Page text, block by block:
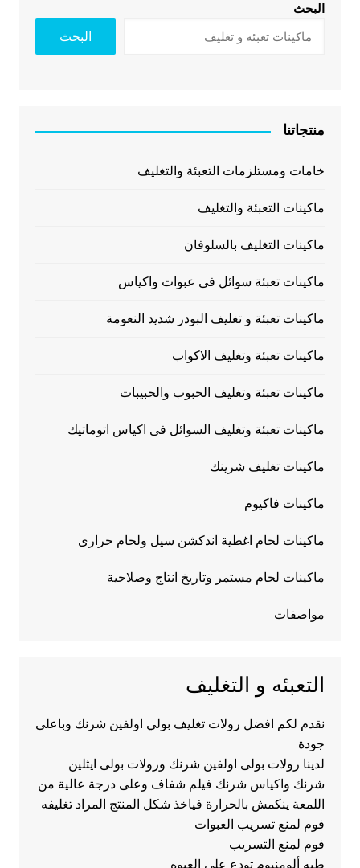
البحث
البحث
منتجاتنا
خامات ومستلزمات التعبئة والتغليف
ماكينات التعبئة والتغليف
ماكينات التغليف بالسلوفان
ماكينات تعبئة سوائل فى عبوات واكياس
ماكينات تعبئة و تغليف البودر شديد النعومة
ماكينات تعبئة وتغليف الاكواب
ماكينات تعبئة وتغليف الحبوب والحبيبات
ماكينات تعبئة وتغليف السوائل فى اكياس اتوماتيك
ماكينات تغليف شرينك
ماكينات فاكيوم
ماكينات لحام اغطية اندكشن سيل ولحام حرارى
ماكينات لحام مستمر وتاريخ انتاج وصلاحية
مواصفات
التعبئه و التغليف
نقدم لكم افضل رولات تغليف بولي اولفين شرنك وباعلى
جودة
لدينا رولات بولى اولفين شرنك ورولات بولى ايثلين
شرنك واكياس شرنك فيلم شفاف وعلى درجة عالية من
اللمعة ينكمش بالحرارة فياخذ شكل المنتج المراد تغليفه
فوم لمنع تسريب العبوات
فوم لمنع التسريب
طبه ألومنيوم تودع على العبوه